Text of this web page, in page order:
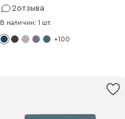
2отзыва
В наличии: 1 шт.
+100